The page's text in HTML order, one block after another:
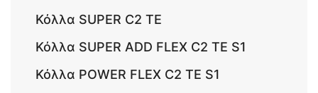
Κόλλα SUPER C2 TE
Κόλλα SUPER ADD FLEX C2 TE S1
Κόλλα POWER FLEX C2 TE S1